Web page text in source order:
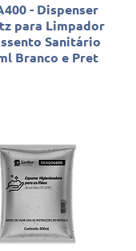
- Dispenser
para Limpador
Sanitário
Branco e Pret